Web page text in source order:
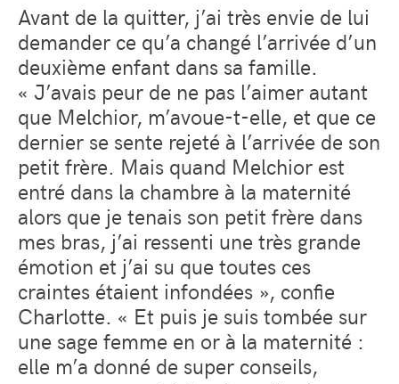
Avant de la quitter, j’ai très envie de lui
demander ce qu’a changé l’arrivée d’un
deuxième enfant dans sa famille.
« J’avais peur de ne pas l’aimer autant
que Melchior, m’avoue-t-elle, et que ce
dernier se sente rejeté à l’arrivée de son
petit frère. Mais quand Melchior est
entré dans la chambre à la maternité
alors que je tenais son petit frère dans
mes bras, j’ai ressenti une très grande
émotion et j’ai su que toutes ces
craintes étaient infondées », confie
Charlotte. « Et puis je suis tombée sur
une sage femme en or à la maternité :
elle m’a donné de super conseils,